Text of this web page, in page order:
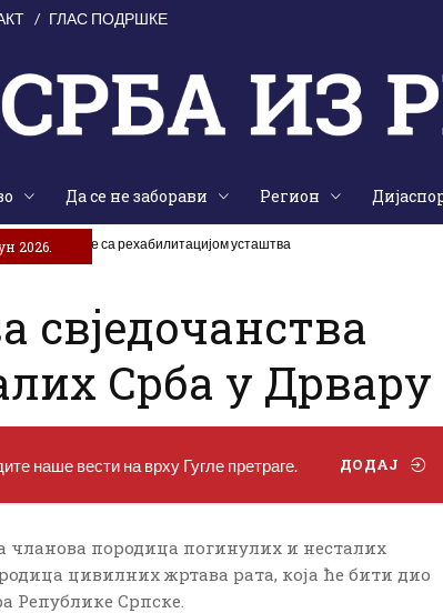
ГЛАС ПОДРШКЕ
Да се не заборави Регион
да прекине са рехабилитацијом усташтва
2026.
свједочанства
Срба у Дрвару
наше вести на врху Гугле претраге. ДОДАЈ
чланова породица погинулих и несталих
цивилних жртава рата, која ће бити дио
Републике Српске.